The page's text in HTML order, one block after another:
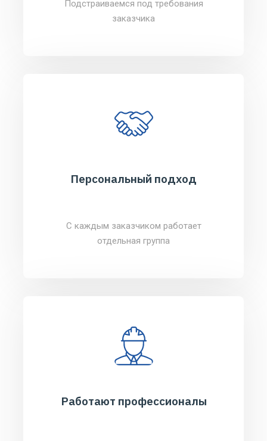
Подстраиваемся под требования
заказчика
Персональный подход
С каждым заказчиком работает
отдельная группа
Работают профессионалы